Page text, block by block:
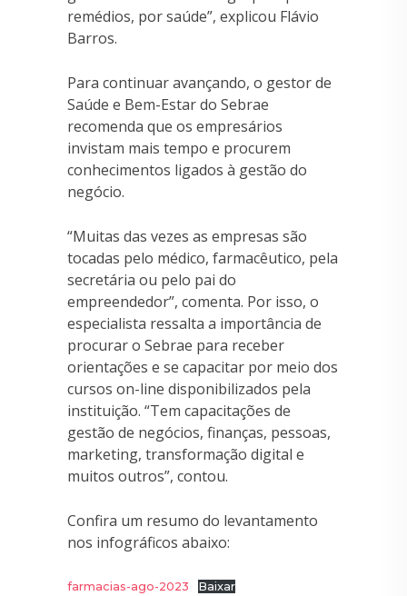
remédios, por saúde”, explicou Flávio
Barros.
Para continuar avançando, o gestor de
Saúde e Bem-Estar do Sebrae
recomenda que os empresários
invistam mais tempo e procurem
conhecimentos ligados à gestão do
negócio.
“Muitas das vezes as empresas são
tocadas pelo médico, farmacêutico, pela
secretária ou pelo pai do
empreendedor”, comenta. Por isso, o
especialista ressalta a importância de
procurar o Sebrae para receber
orientações e se capacitar por meio dos
cursos on-line disponibilizados pela
instituição. “Tem capacitações de
gestão de negócios, finanças, pessoas,
marketing, transformação digital e
muitos outros”, contou.
Confira um resumo do levantamento
nos infográficos abaixo:
farmacias-ago-2023 Baixar